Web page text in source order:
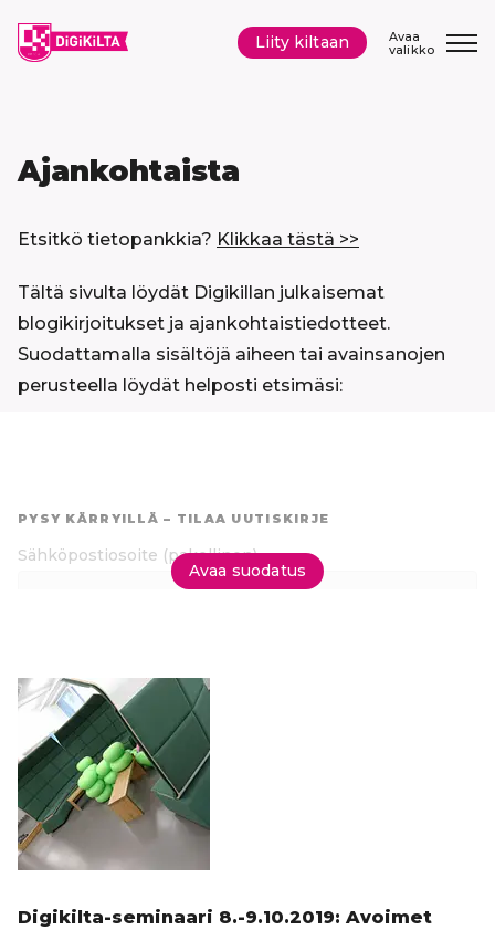
sisältöön
Avaa
valikko
Liity kiltaan
Ajankohtaista
Etsitkö tietopankkia? Klikkaa tästä >>
Tältä sivulta löydät Digikillan julkaisemat
blogikirjoitukset ja ajankohtaistiedotteet.
Suodattamalla sisältöjä aiheen tai avainsanojen
perusteella löydät helposti etsimäsi:
PYSY KÄRRYILLÄ – TILAA UUTISKIRJE
Sähköpostiosoite (pakollinen)
Avaa suodatus
Digikilta-seminaari 8.-9.10.2019: Avoimet